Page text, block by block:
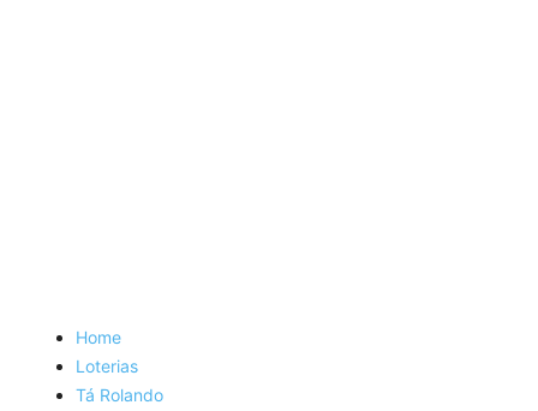
Home
Loterias
Tá Rolando